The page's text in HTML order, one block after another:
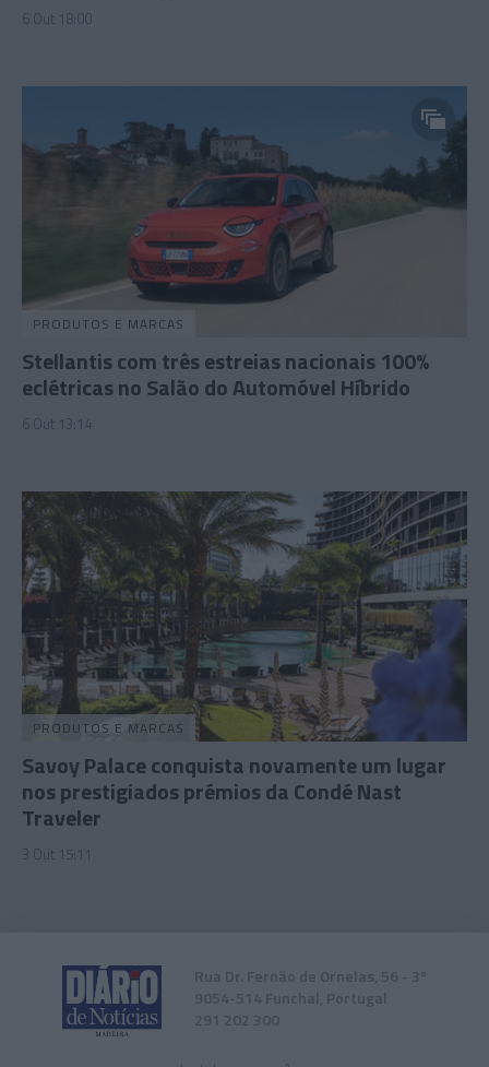
6 Out 18:00
PRODUTOS E MARCAS
Stellantis com três estreias nacionais 100%
eclétricas no Salão do Automóvel Híbrido
6 Out 13:14
PRODUTOS E MARCAS
Savoy Palace conquista novamente um lugar
nos prestigiados prémios da Condé Nast
Traveler
3 Out 15:11
Rua Dr. Fernão de Ornelas, 56 - 3º
9054-514 Funchal, Portugal
291 202 300